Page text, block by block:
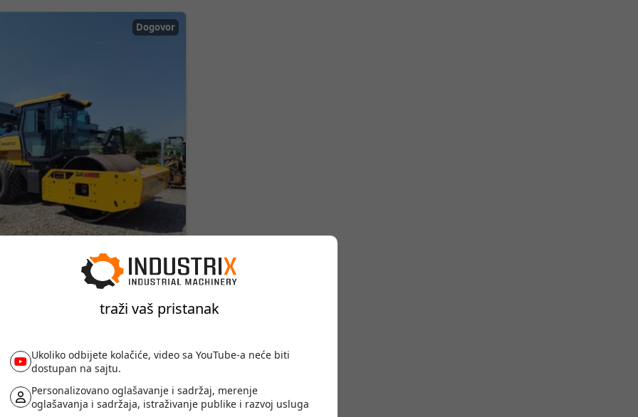
traži vaš pristanak
Ukoliko odbijete kolačiće, video sa YouTube-a neće biti
dostupan na sajtu.
Personalizovano oglašavanje i sadržaj, merenje
oglašavanja i sadržaja, istraživanje publike i razvoj usluga
Dogovor
valjak • Shantui • SR16-